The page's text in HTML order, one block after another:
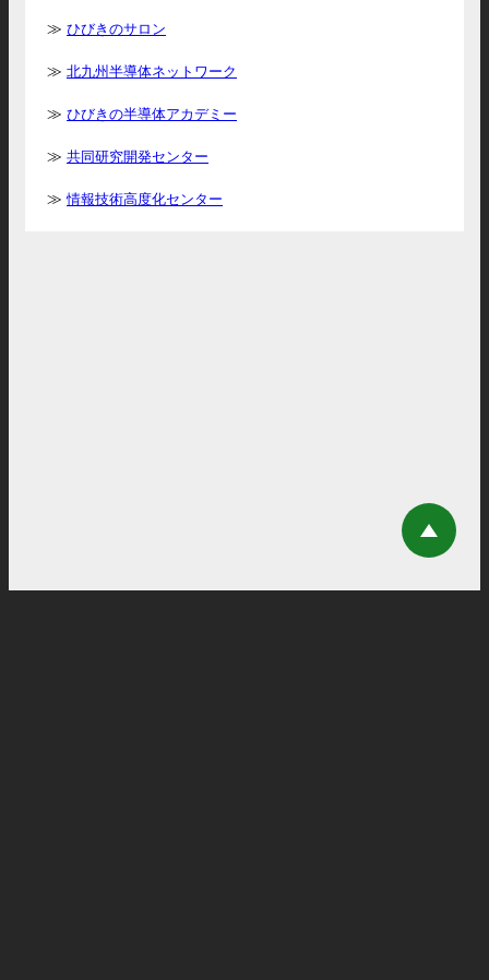
ひびきのサロン
北九州半導体ネットワーク
ひびきの半導体アカデミー
共同研究開発センター
情報技術高度化センター